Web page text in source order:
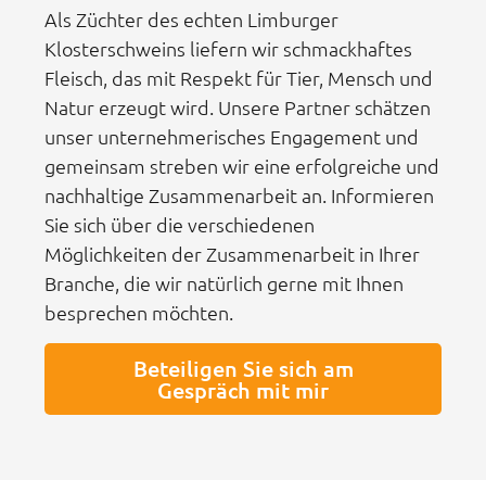
Als Züchter des echten Limburger
Klosterschweins liefern wir schmackhaftes
Fleisch, das mit Respekt für Tier, Mensch und
Natur erzeugt wird. Unsere Partner schätzen
unser unternehmerisches Engagement und
gemeinsam streben wir eine erfolgreiche und
nachhaltige Zusammenarbeit an. Informieren
Sie sich über die verschiedenen
Möglichkeiten der Zusammenarbeit in Ihrer
Branche, die wir natürlich gerne mit Ihnen
besprechen möchten.
Beteiligen Sie sich am
Gespräch mit mir